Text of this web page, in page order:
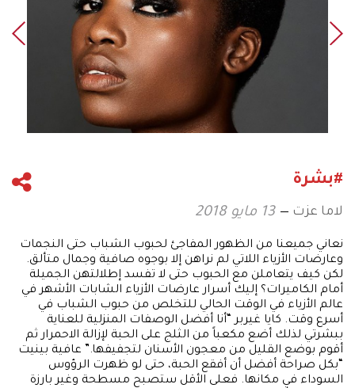
#بشرة
لاما عزت 13 مايو 2018
نعاني جميعنا من الظهور المفاجئ لحبوب الشباب حتى النجمات
وعارضات الأزياء اللاتي لم نراهن إلا بوجوه صافية وجمال متألق.
لكن كيف يتعاملن مع الحبوب حتى لا تفسد إطلالتهن الجميلة
أمام الكاميرات؟ إليك أسرار عارضات الأزياء الشابات الأشهر في
عالم الأزياء في الوقت الحالي للتخلص من حبوب الشباب في
أسرع وقت. كايا غيربر “أنا أفضل الوصفات المنزلية للعناية
ببشرتي لذلك أضع مكعباً من الثلج على الحبة لإزالة الاحمرار ثم
أقوم بوضع القليل من معجون الأسنان لتجفيفها.” عافية بينيت
“بكل صراحة أفضل أن أفقع الحبة، حتى لو ظهرت الرؤوس
السوداء في مكانها. فعلى الأقل ستصبح مسطحة وغير بارزة